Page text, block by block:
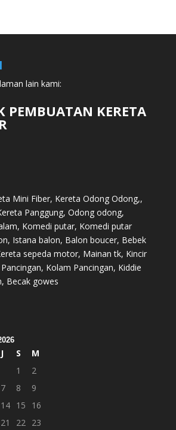
lain kami:
PEMBUATAN KERETA
Mini Fiber, Kereta Odong Odong,,
Panggung, Odong odong,
, Komedi putar, Komedi putar
, Istana balon, Balon boucer, Bebek
sepeda motor, Mainan tk, Kincir
Pancingan, Kolam Pancingan, Kiddie
, Becak gowes
J S
M
1
2
7 8
9
14 15
16
21 22 23